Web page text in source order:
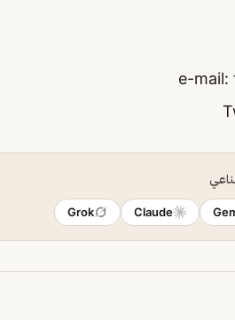
Claude
Grok